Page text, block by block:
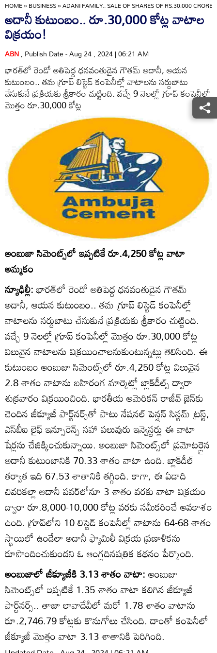
HOME»BUSINESS»ADANI FAMILY.. SALE OF SHARES OF RS.30,000 CRORE
అదానీ కుటుంబం.. రూ.30,000 కోట్ల వాటాల
విక్రయం!
ABN, Publish Date - Aug 24 , 2024 | 06:21 AM
భారత్‌లో రెండో అతిపెద్ద ధనవంతుడైన గౌతమ్‌ అదానీ, ఆయన
కుటుంబం.. తమ గ్రూప్‌ లిస్టెడ్‌ కంపెనీల్లో వాటాలను సర్దుబాటు
చేసుకునే ప్రక్రియకు శ్రీకారం చుట్టింది. వచ్చే 9 నెలల్లో గ్రూప్‌ కంపెనీల్లో
మొత్తం రూ.30,000 కోట్ల
అంబుజా సిమెంట్స్‌లో ఇప్పటికే రూ.4,250 కోట్ల వాటా
అమ్మకం
న్యూఢిల్లీ:భారత్‌లో రెండో అతిపెద్ద ధనవంతుడైన గౌతమ్‌
అదానీ, ఆయన కుటుంబం.. తమ గ్రూప్‌ లిస్టెడ్‌ కంపెనీల్లో
వాటాలను సర్దుబాటు చేసుకునే ప్రక్రియకు శ్రీకారం చుట్టింది.
వచ్చే 9 నెలల్లో గ్రూప్‌ కంపెనీల్లో మొత్తం రూ.30,000 కోట్ల
విలువైన వాటాలను విక్రయించాలనుకుంటున్నట్లు తెలిసింది. ఈ
కుటుంబం అంబుజా సిమెంట్స్‌లో రూ.4,250 కోట్ల విలువైన
2.8 శాతం వాటాను బహిరంగ మార్కెట్లో బ్లాక్‌డీల్స్‌ ద్వారా
శుక్రవారం విక్రయించింది. భారతీయ అమెరికన్‌ రాజీవ్‌ జైన్‌కు
చెందిన జీక్యూజీ పార్ట్‌నర్స్‌తో పాటు నేషనల్‌ పెన్షన్‌ సిస్టమ్‌ ట్రస్ట్‌,
ఎస్‌బీఐ లైఫ్‌ ఇన్సూరెన్స్‌ సహా పలువురు ఇన్వెస్టర్లు ఈ వాటా
షేర్లను చేజిక్కించుకున్నాయి. అంబుజా సిమెంట్స్‌లో ప్రమోటర్లైన
అదానీ కుటుంబానికి 70.33 శాతం వాటా ఉంది. బ్లాక్‌డీల్‌
తర్వాత ఇది 67.53 శాతానికి తగ్గింది. కాగా, ఈ ఏడాది
చివరికల్లా అదానీ పవర్‌లోనూ 3 శాతం వరకు వాటా విక్రయం
ద్వారా రూ.8,000-10,000 కోట్ల వరకు సమీకరించే అవకాశం
ఉంది. గ్రూప్‌లోని 10 లిస్టెడ్‌ కంపెనీల్లో వాటాను 64-68 శాతం
స్థాయిలో ఉండేలా అదానీ ఫ్యామిలీ విక్రయ ప్రణాళికను
రూపొందించుకుందని ఓ ఆంగ్లదినపత్రిక కథనం పేర్కొంది.
అంబుజాలో జీక్యూజీకి 3.13 శాతం వాటా:అంబుజా
సిమెంట్స్‌లో ఇప్పటికే 1.35 శాతం వాటా కలిగిన జీక్యూజీ
పార్ట్‌నర్స్‌.. తాజా లావాదేవీలో మరో 1.78 శాతం వాటాను
రూ.2,746.79 కోట్లకు కొనుగోలు చేసింది. దాంతో కంపెనీలో
జీక్యూజీ మొత్తం వాటా 3.13 శాతానికి పెరిగింది.